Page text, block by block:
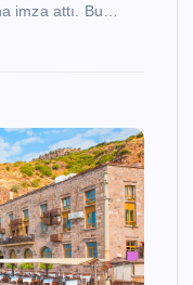
imza attı. Bu…